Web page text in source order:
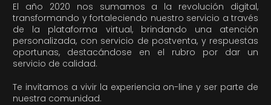
El año 2020 nos sumamos a la revolución digital,
transformando y fortaleciendo nuestro servicio a través
de la plataforma virtual, brindando una atención
personalizada, con servicio de postventa, y respuestas
oportunas, destacándose en el rubro por dar un
servicio de calidad.
Te invitamos a vivir la experiencia on-line y ser parte de
nuestra comunidad.